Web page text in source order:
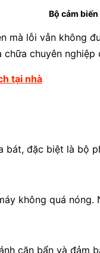
Bộ cảm
mà lỗi vẫn không
chuyên
tại nhà
bát, đặc biệt là bộ
không quá nóng.
cặn bẩn và đảm